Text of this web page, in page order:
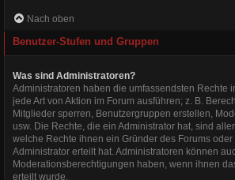
Nach oben
Benutzer-Stufen und Gruppen
Was sind Administratoren?
Administratoren haben die umfassendsten Rechte
jede Art von Aktion im Forum ausführen; z. B.
Mitglieder sperren, Benutzergruppen erstellen,
usw. Die Rechte, die ein Administrator hat, sind
welche Rechte ihnen ein Gründer des Forums
Administrator erteilt hat. Administratoren können
Moderationsberechtigungen haben, wenn ihnen
erteilt wurde.